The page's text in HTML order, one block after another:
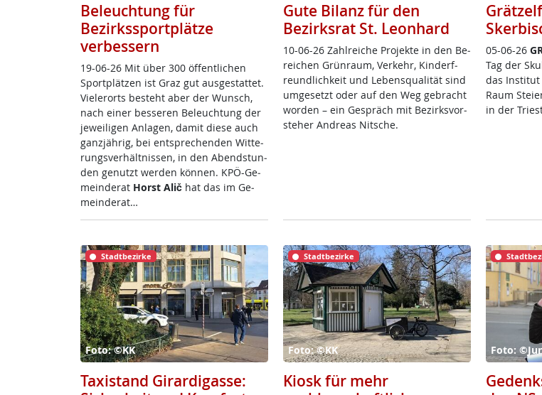
Beleuchtung für
Bezirkssportplätze
verbessern
19-06-26 Mit über 300 öf­f­ent­li­chen
Sport­plät­zen ist Graz gut aus­ge­stat­tet.
Vie­ler­orts be­steht aber der Wunsch,
nach ei­ner bes­se­ren Be­leuch­tung der
je­wei­li­gen An­la­gen, da­mit die­se auch
ganz­jäh­rig, bei ent­sp­re­chen­den Wit­te­
rungs­ver­hält­nis­sen, in den Abend­stun­
den ge­nutzt wer­den kön­nen. KPÖ-Ge­
mein­de­rat Horst Alič hat das im Ge­
mein­de­rat…
Gute Bilanz für den
Bezirksrat St. Leonhard
10-06-26 Zahl­rei­che Pro­jek­te in den Be­
rei­chen Grün­raum, Ver­kehr, Kin­der­f­
reund­lich­keit und Le­bens­qua­li­tät sind
um­ge­setzt oder auf den Weg ge­bracht
wor­den – ein Ge­spräch mit Be­zirks­vor­
ste­her And­reas Nit­sche.
05-06-26
Tag der
das
Raum
in der
Stadtbezirke
Foto: ©KK
Taxistand Girardigasse:
Stadtbezirke
Foto: ©KK
Kiosk für mehr
Foto: